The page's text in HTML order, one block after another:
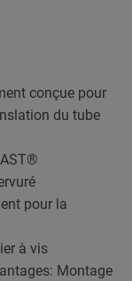
conçue pour
du tube
pour la
à vis
Montage